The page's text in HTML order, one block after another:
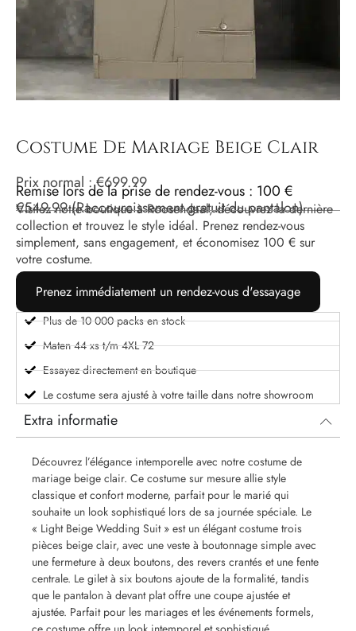
Costume De Mariage Beige Clair
Prix ​​normal :€699.99
Remise lors de la prise de rendez-vous : 100 €
€549.99(Raccourcissement gratuit du pantalon)
Visitez notre boutique à Roosendaal, découvrez la dernière
collection et trouvez le style idéal. Prenez rendez-vous
simplement, sans engagement, et économisez 100 € sur
votre costume.
Prenez immédiatement un rendez-vous d'essayage
Plus de 10 000 packs en stock
Maten 44 xs t/m 4XL 72
Essayez directement en boutique
Le costume sera ajusté à votre taille dans notre showroom
Extra informatie
Découvrez l’élégance intemporelle avec notre costume de
mariage beige clair. Ce costume sur mesure allie style
classique et confort moderne, parfait pour le marié qui
souhaite un look sophistiqué lors de sa journée spéciale. Le
« Light Beige Wedding Suit » est un élégant costume trois
pièces beige clair, avec une veste à boutonnage simple avec
une fermeture à deux boutons, des revers crantés et une fente
centrale. Le gilet à six boutons ajoute de la formalité, tandis
que le pantalon à devant plat offre une coupe ajustée et
ajustée. Parfait pour les mariages et les événements formels,